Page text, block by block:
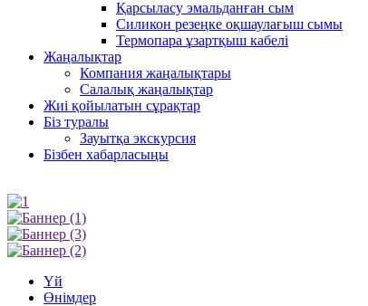
Қарсыласу эмальданған сым
Силикон резеңке оқшаулағыш сымы
Термопара ұзартқыш кабелі
Жаңалықтар
Компания жаңалықтары
Салалық жаңалықтар
Жиі қойылатын сұрақтар
Біз туралы
Зауытқа экскурсия
Бізбен хабарласыңы
Үй
Өнімдер